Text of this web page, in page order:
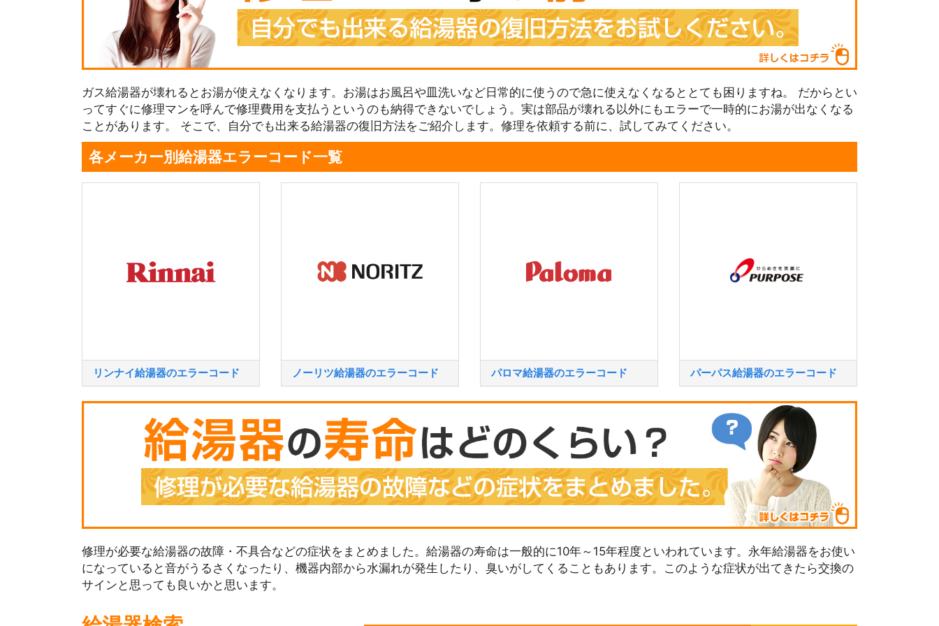
ガス給湯器が壊れるとお湯が使えなくなります。お湯はお風呂や皿洗いなど日常的に使うので急に使えなくなるととても困りますね。 だからとい
ってすぐに修理マンを呼んで修理費用を支払うというのも納得できないでしょう。実は部品が壊れる以外にもエラーで一時的にお湯が出なくなる
ことがあります。 そこで、自分でも出来る給湯器の復旧方法をご紹介します。修理を依頼する前に、試してみてください。
各メーカー別給湯器エラーコード一覧
リンナイ給湯器のエラーコード ノーリツ給湯器のエラーコード パロマ給湯器のエラーコード パーパス給湯器のエラーコード
修理が必要な給湯器の故障・不具合などの症状をまとめました。給湯器の寿命は一般的に10年～15年程度といわれています。永年給湯器をお使い
になっていると音がうるさくなったり、機器内部から水漏れが発生したり、臭いがしてくることもあります。このような症状が出てきたら交換の
サインと思っても良いかと思います。